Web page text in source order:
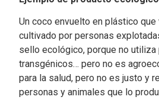
Un coco envuelto en plástico que
cultivado por personas
sello ecológico, porque no
transgénicos… pero no es
para la salud, pero no es justo y
personas y animales que lo